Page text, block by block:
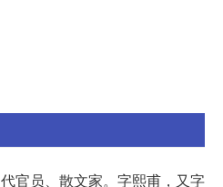
官员、散文家。字熙甫，又字